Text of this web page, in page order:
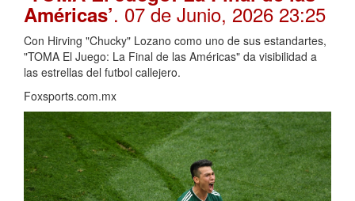
Américas’. 07 de Junio, 2026 23:25
Con Hirving "Chucky" Lozano como uno de sus estandartes,
"TOMA El Juego: La Final de las Américas" da visibilidad a
las estrellas del futbol callejero.
Foxsports.com.mx